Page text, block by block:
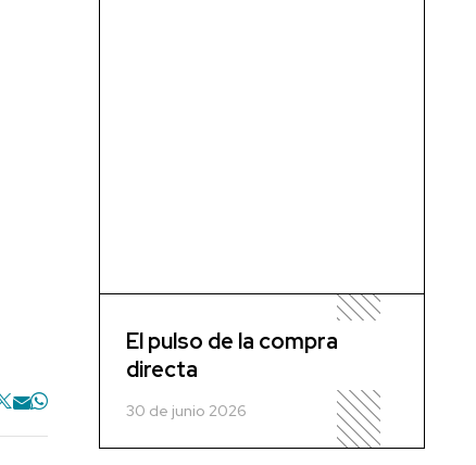
El pulso de la compra
directa
30 de junio 2026